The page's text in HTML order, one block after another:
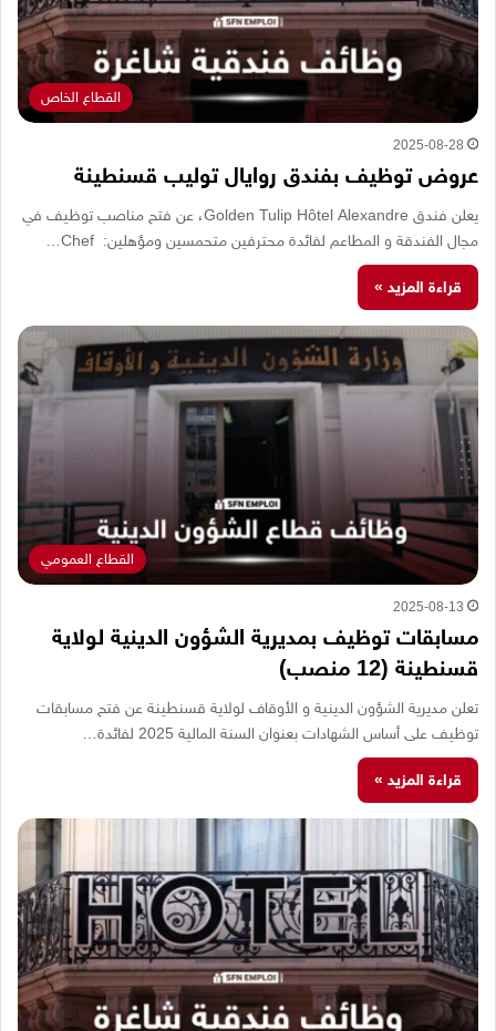
القطاع الخاص
2025-08-28
عروض توظيف بفندق روايال توليب قسنطينة
يعلن فندق Golden Tulip Hôtel Alexandre، عن فتح مناصب توظيف في
مجال الفندقة و المطاعم لفائدة محترفين متحمسين ومؤهلين: Chef…
قراءة المزيد »
القطاع العمومي
2025-08-13
مسابقات توظيف بمديرية الشؤون الدينية لولاية
قسنطينة (12 منصب)
تعلن مديرية الشؤون الدينية و الأوقاف لولاية قسنطينة عن فتح مسابقات
توظيف على أساس الشهادات بعنوان السنة المالية 2025 لفائدة…
قراءة المزيد »